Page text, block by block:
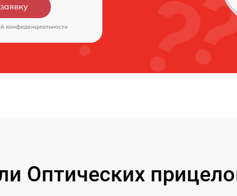
конфиденциальности
Оптических